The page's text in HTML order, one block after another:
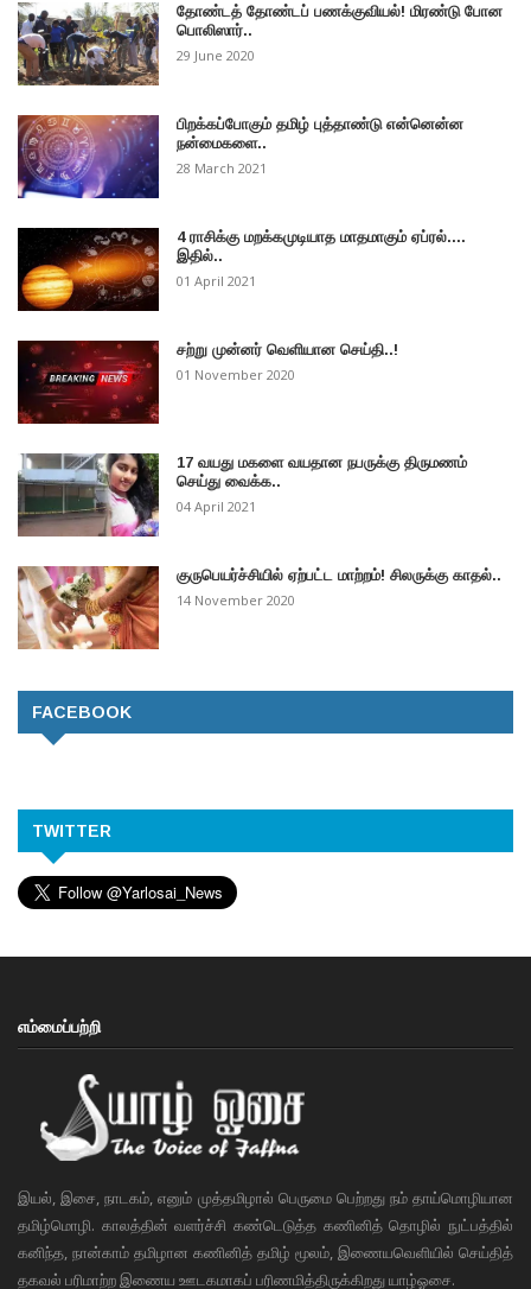
தோண்டத் தோண்டப் பணக்குவியல்! மிரண்டு போன
பொலிஸார்..
29 June 2020
பிறக்கப்போகும் தமிழ் புத்தாண்டு என்னென்ன
நன்மைகளை..
28 March 2021
4 ராசிக்கு மறக்கமுடியாத மாதமாகும் ஏப்ரல்....
இதில்..
01 April 2021
சற்று முன்னர் வெளியான செய்தி..!
01 November 2020
17 வயது மகளை வயதான நபருக்கு திருமணம்
செய்து வைக்க..
04 April 2021
குருபெயர்ச்சியில் ஏற்பட்ட மாற்றம்! சிலருக்கு காதல்..
14 November 2020
FACEBOOK
TWITTER
எம்மைப்பற்றி
இயல், இசை, நாடகம், எனும் முத்தமிழால் பெருமை பெற்றது நம் தாய்மொழியான
தமிழ்மொழி. காலத்தின் வளர்ச்சி கண்டெடுத்த கணினித் தொழில் நுட்பத்தில்
கனிந்த, நான்காம் தமிழான கணினித் தமிழ் மூலம், இணையவெளியில் செய்தித்
தகவல் பரிமாற்ற இணைய ஊடகமாகப் பரிணமித்திருக்கிறது யாழ்ஓசை.